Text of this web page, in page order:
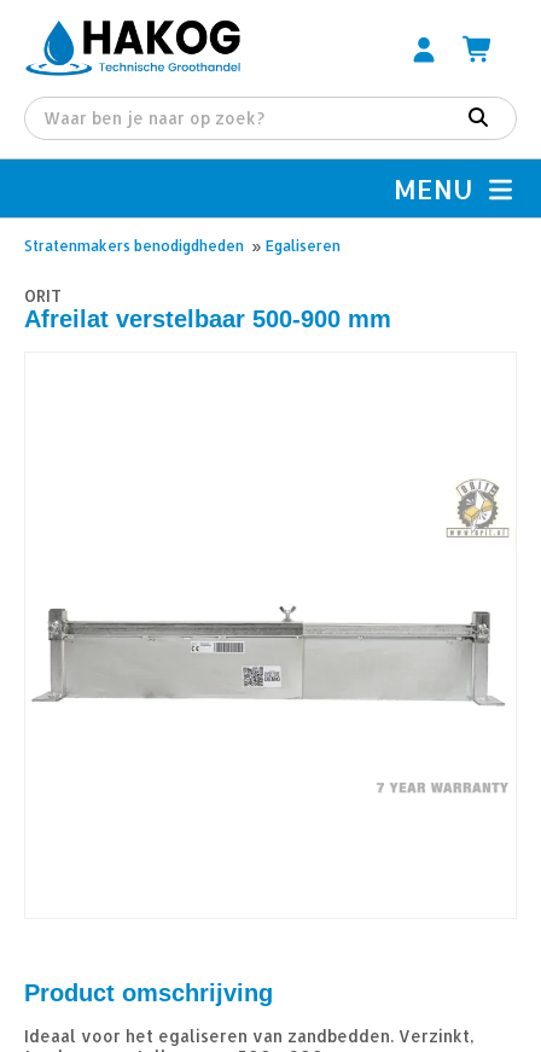
MENU
Stratenmakers benodigdheden » Egaliseren
ORIT
Afreilat verstelbaar 500-900 mm
Product omschrijving
Ideaal voor het egaliseren van zandbedden. Verzinkt,